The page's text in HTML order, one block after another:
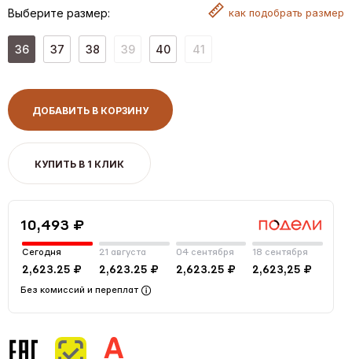
Выберите размер: как подобрать размер
36 37 38 39 40 41
ДОБАВИТЬ В КОРЗИНУ
КУПИТЬ В 1 КЛИК
10,493 ₽
Сегодня
2,623.25 ₽
21 августа
2,623.25 ₽
04 сентября
2,623.25 ₽
18 сентября
2,623,25 ₽
Без комиссий и переплат